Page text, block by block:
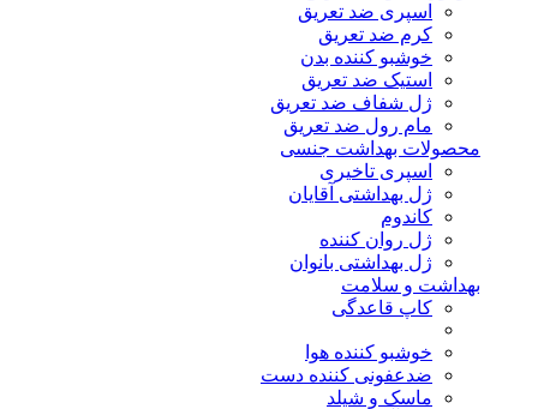
اسپری ضد تعریق
کرم ضد تعریق
خوشبو کننده بدن
استیک ضد تعریق
ژل شفاف ضد تعریق
مام رول ضد تعریق
محصولات بهداشت جنسی
اسپری تاخیری
ژل بهداشتی آقایان
کاندوم
ژل روان کننده
ژل بهداشتی بانوان
بهداشت و سلامت
کاپ قاعدگی
خوشبو کننده هوا
ضدعفونی کننده دست
ماسک و شیلد